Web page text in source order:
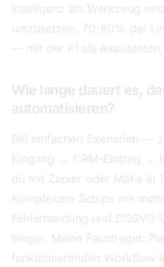
Intelligenz als Werkzeug
umzusetzen. 70-80% der
— mit der KI als
Wie lange dauert es,
automatisieren?
Bei einfachen Szenarien —
Eingang → CRM-Eintrag →
du mit Zapier oder Make in
Komplexere Setups mit
Fehlerhandling und
länger. Meine Faustregel:
funktionierenden Workflow